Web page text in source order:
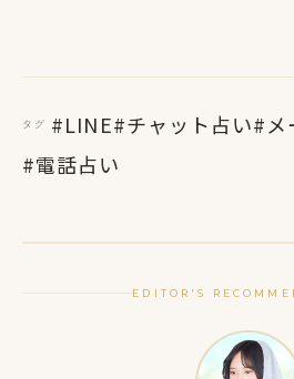
タグ #LINE#チャット占い#メ
#電話占い
EDITOR'S